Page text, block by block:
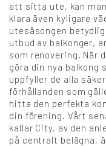
att sitta ute, kan
klara även kyligare
utesäsongen
utbud av balkonger,
som renovering. När
göra din nya balkong
uppfyller de alla
förhållanden som
hitta den perfekta
din förening. Vårt
kallar City, av den
på centralt belägna,